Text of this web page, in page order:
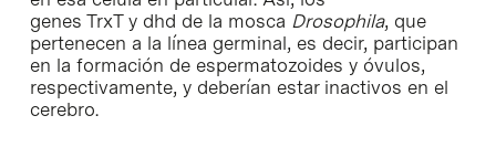
genes TrxT y dhd de la mosca Drosophila, que
pertenecen a la línea germinal, es decir, participan
en la formación de espermatozoides y óvulos,
respectivamente, y deberían estar inactivos en el
cerebro.